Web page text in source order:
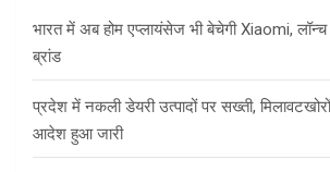
भारत में अब होम एप्लायंसेज भी बेचेगी Xiaomi,
ब्रांड
प्रदेश में नकली डेयरी उत्पादों पर सख्ती,
आदेश हुआ जारी